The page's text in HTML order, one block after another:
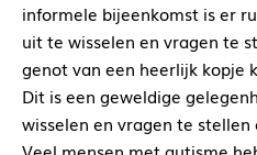
informele bijeenkomst is er
uit te wisselen en vragen te
genot van een heerlijk kopje
Dit is een geweldige
wisselen en vragen te stellen